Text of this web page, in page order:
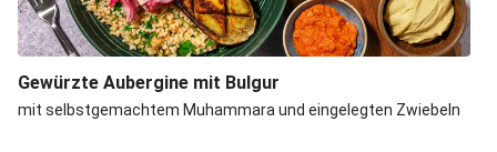
Gewürzte Aubergine mit Bulgur
mit selbstgemachtem Muhammara und eingelegten Zwiebeln